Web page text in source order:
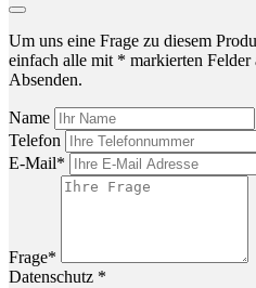
Um uns eine Frage zu diesem
einfach alle mit * markierten
Absenden.
Name
Telefon
E-Mail*
Frage*
Datenschutz *